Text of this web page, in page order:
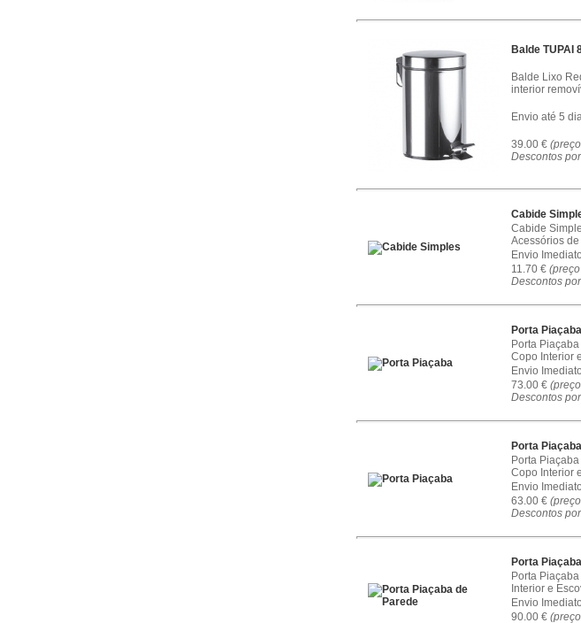
Balde TUPAI
Balde Lixo
interior
Envio até 5
39.00 €
Descontos
Cabide
Cabide
Acessórios
Envio Imediato
11.70 €
Descontos
Porta
Porta
Copo Interior
Envio Imediato
73.00 €
Descontos
Porta
Porta
Copo Interior
Envio Imediato
63.00 €
Descontos
Porta
Porta
Interior e
Envio Imediato
90.00 €